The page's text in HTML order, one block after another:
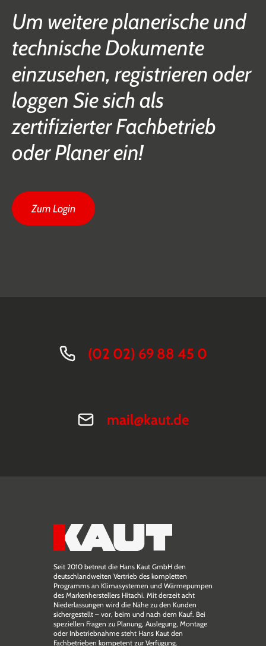
Um weitere planerische und
technische Dokumente
einzusehen, registrieren oder
loggen Sie sich als
zertifizierter Fachbetrieb
oder Planer ein!
Zum Login
(02 02) 69 88 45 0
mail@kaut.de
Seit 2010 betreut die Hans Kaut GmbH den
deutschlandweiten Vertrieb des kompletten
Programms an Klimasystemen und Wärmepumpen
des Markenherstellers Hitachi. Mit derzeit acht
Niederlassungen wird die Nähe zu den Kunden
sichergestellt – vor, beim und nach dem Kauf. Bei
speziellen Fragen zu Planung, Auslegung, Montage
oder Inbetriebnahme steht Hans Kaut den
Fachbetrieben kompetent zur Verfügung.